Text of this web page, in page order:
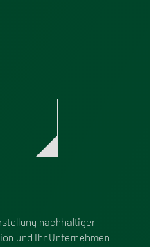
nachhaltiger
und Ihr Unternehmen